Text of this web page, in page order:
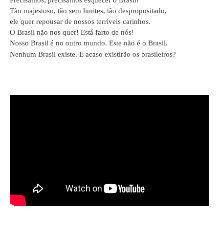
Tão majestoso, tão sem limites, tão despropositado,
ele quer repousar de nossos terríveis carinhos.
O Brasil não nos quer! Está farto de nós!
Nosso Brasil é no outro mundo. Este não é o Brasil.
Nenhum Brasil existe. E acaso existirão os brasileiros?